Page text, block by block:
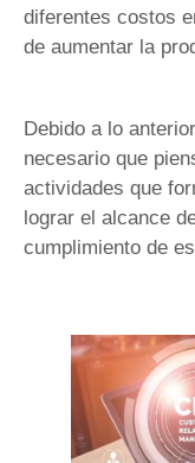
diferentes costos
de aumentar la
Debido a lo
necesario que
actividades que
lograr el alcance
cumplimiento de